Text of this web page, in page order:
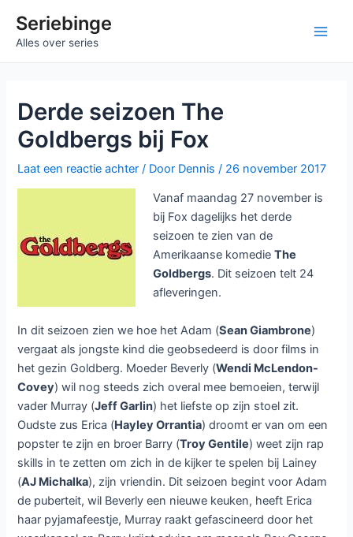
naarSeriebinge
Alles over series
Derde seizoen The
Goldbergs bij Fox
Laat een reactie achter / Door Dennis/ 26 november 2017
Vanaf maandag 27 november is
bij Fox dagelijks het derde
seizoen te zien van de
Amerikaanse komedieThe
Goldbergs. Dit seizoen telt 24
afleveringen.
In dit seizoen zien we hoe het Adam (Sean Giambrone)
vergaat als jongste kind die geobsedeerd is door films in
het gezin Goldberg. Moeder Beverly (Wendi McLendon-
Covey) wil nog steeds zich overal mee bemoeien, terwijl
vader Murray (Jeff Garlin) het liefste op zijn stoel zit.
Oudste zus Erica (Hayley Orrantia) droomt er van om een
popster te zijn en broer Barry (Troy Gentile) weet zijn rap
skills in te zetten om zich in de kijker te spelen bij Lainey
(AJ Michalka), zijn vriendin. Dit seizoen begint voor Adam
de puberteit, wil Beverly een nieuwe keuken, heeft Erica
haar pyjamafeestje, Murray raakt gefascineerd door het